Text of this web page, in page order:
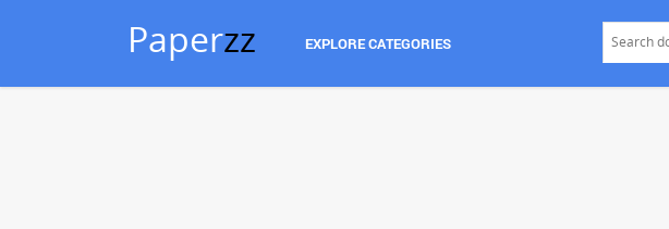
Paperzz EXPLORE CATEGORIES